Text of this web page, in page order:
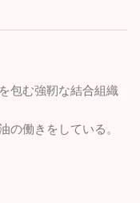
包む強靭な結合組織
の働きをしている。